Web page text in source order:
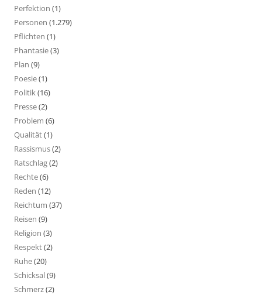
Perfektion (1)
Personen (1.279)
Pflichten (1)
Phantasie(3)
Plan (9)
Poesie(1)
Politik(16)
Presse(2)
Problem (6)
Qualität(1)
Rassismus(2)
Ratschlag(2)
Rechte(6)
Reden (12)
Reichtum (37)
Reisen (9)
Religion (3)
Respekt(2)
Ruhe(20)
Schicksal(9)
Schmerz(2)